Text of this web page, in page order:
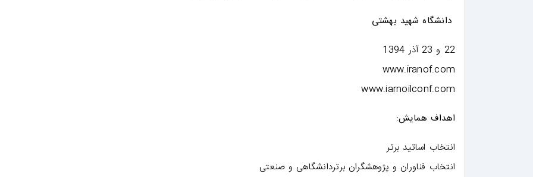
دانشگاه شهید بهشتی
22 و 23 آذر 1394
www.iranof.com
www.iarnoilconf.com
اهداف همایش:
انتخاب اساتید برتر
انتخاب فناوران و پژوهشگران برتردانشگاهی و صنعتی